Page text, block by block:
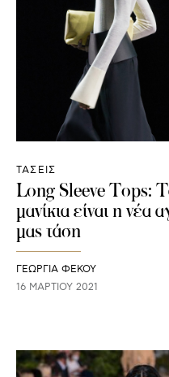
ΤΑΣΕΙΣ
Long Sleeve Tops:
μανίκια είναι η νέα
μας τάση
ΓΕΩΡΓΙΑ ΦΕΚΟΥ
16 ΜΑΡΤΊΟΥ 2021